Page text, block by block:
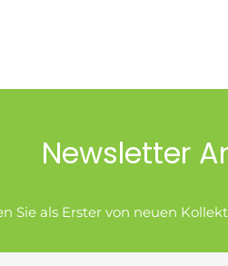
Newsletter
Sie als Erster von neuen